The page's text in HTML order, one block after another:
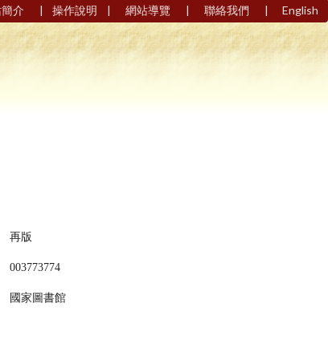
介 | 操作說明 | 網站導覽 | 聯絡我們 | English
再版
003773774
國家圖書館